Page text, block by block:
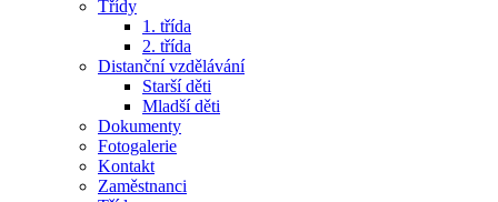
Třídy
1. třída
2. třída
Distanční vzdělávání
Starší děti
Mladší děti
Dokumenty
Fotogalerie
Kontakt
Zaměstnanci